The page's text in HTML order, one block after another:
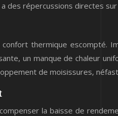
des répercussions directes
thermique escompté.
un manque de chaleur
de moisissures,
la baisse de